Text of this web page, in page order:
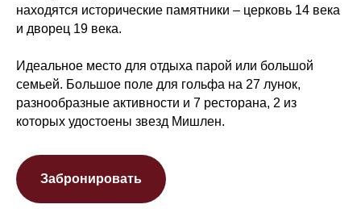
находятся исторические памятники – церковь 14 века
и дворец 19 века.
Идеальное место для отдыха парой или большой
семьей. Большое поле для гольфа на 27 лунок,
разнообразные активности и 7 ресторана, 2 из
которых удостоены звезд Мишлен.
Забронировать